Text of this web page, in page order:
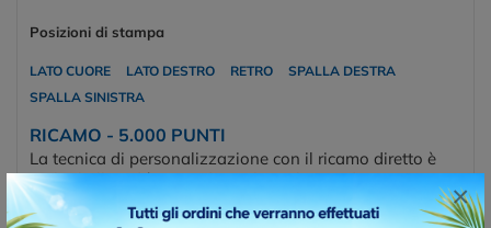
×
Posizioni di stampa
LATO CUORE LATO DESTRO RETRO
SPALLA DESTRA
SPALLA SINISTRA
RICAMO - 5.000 PUNTI
La tecnica di personalizzazione con il ricamo diretto è
molto bella, ed è in grado esaltare il capo di
abbigliamento e lo stile della personalizzazione. Un
indumento ricamato risulta sempre molto elegante. Per